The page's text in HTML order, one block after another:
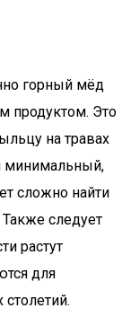
горный мёд
продуктом. Это
на травах
минимальный,
сложно найти
следует
растут
для